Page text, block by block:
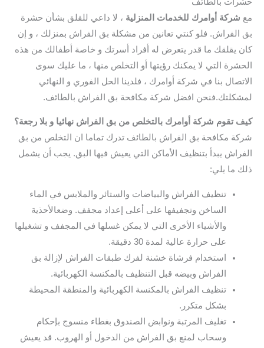
مع شركة أوامرك للخدمات المنزلية ، لا داعي للقلق بشأن حشرة
بق الفراش. فلو كنتي تعانين من مشكلة بق الفراش بمنزلك ، و إن
كان يقلقك ما قدر يتعرض له أفراد أسرتك و خاصة أطفالك من هذه
الحشرة التي لا يمكنك رؤيتها أو التخلص منها ، ما عليك سوى
الاتصال بنا في شركة أوامرك ، فلدينا الحل الفوري و النهائي
لمشكلتك.فنحن افضل شركة مكافحة بق الفراش بالطائف.
كيف تقوم شركة أوامرك بالتخلص من بق الفراش نهائيا و بلا رجعة؟
شركة مكافحة بق الفراش بالطائف تدرك تماما ان التخلص من بق
الفراش يبدأ بتنظيف الأماكن التي يعيش فيها البق. يجب أن يشمل
ذلك ما يلي:
تنظيف الفراش والبياضات والستائر والملابس في الماء
الساخن وتجفيفها على أعلى إعداد مجفف. وضعالأحذية
والأشياء الأخرى التي لا يمكن غسلها في المجفف و تشغيلها
على حرارة عالية لمدة 30 دقيقة.
استخدام فرشاة خشنة لفرك طبقات الفراش لإزالة بق
الفراش وبيضه قبل التنظيف بالمكنسة الكهربائية.
تنظيف الفراش بالمكنسة الكهربائية والمنطقة المحيطة
بشكل متكرر.
تغليف المرتبة ونوابض الصندوق بغطاء منسوج بإحكام
وسحاب لمنع بق الفراش من الدخول أو الهروب. قد يعيش